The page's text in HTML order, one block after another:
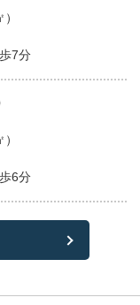
7分
6分